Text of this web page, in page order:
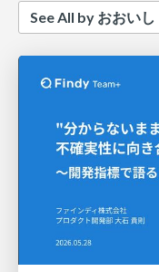
See All by おおいし